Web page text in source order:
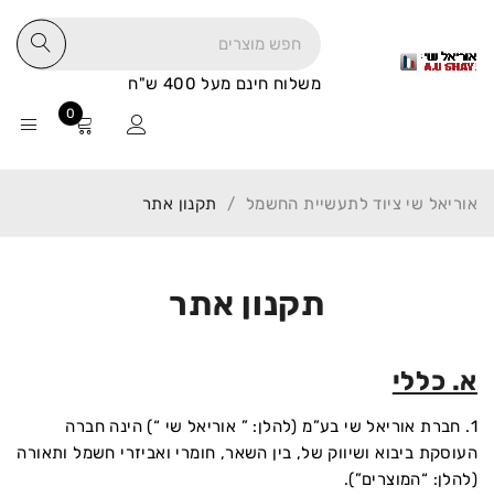
משלוח חינם מעל 400 ש"ח
0
תקנון אתר
אוריאל שי ציוד לתעשיית החשמל / תקנון אתר
א. כללי
1. חברת אוריאל שי בע”מ (להלן: ” אוריאל שי “) הינה חברה
העוסקת ביבוא ושיווק של, בין השאר, חומרי ואביזרי חשמל ותאורה
(להלן: “המוצרים”).